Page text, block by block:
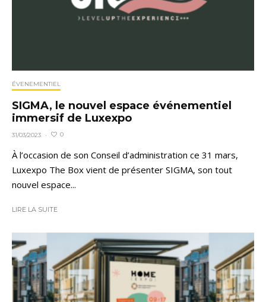
ÉVENEMENTIEL
SIGMA, le nouvel espace événementiel
immersif de Luxexpo
31/03/2023 · 0
À l’occasion de son Conseil d’administration ce 31 mars,
Luxexpo The Box vient de présenter SIGMA, son tout
nouvel espace...
LIRE LA SUITE